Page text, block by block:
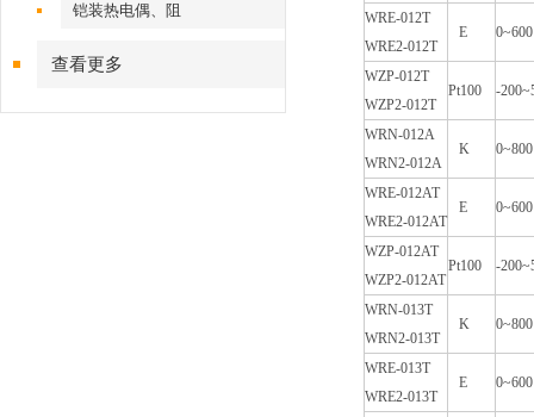
铠装热电偶、阻
查看更多
WRE-012T
WRE2-012T
E 0~600
WZP-012T
WZP2-012T
Pt100 -
WRN-012A
WRN2-012A
K 0~800
WRE-012AT
WRE2-012AT
E 0~600
WZP-012AT
WZP2-012AT
Pt100 -
WRN-013T
WRN2-013T
K 0~800
WRE-013T
WRE2-013T
E 0~600